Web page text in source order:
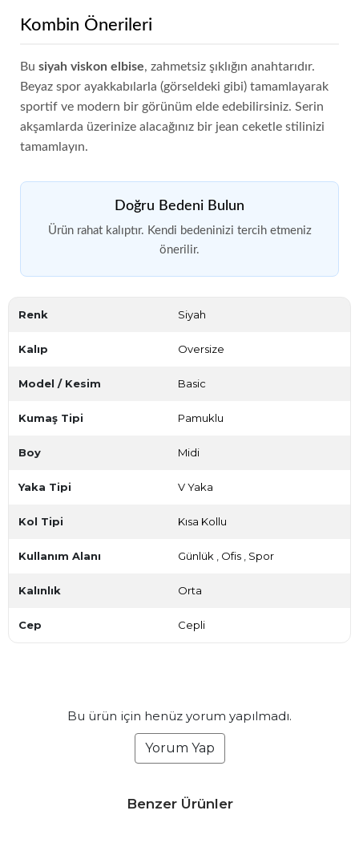
Kombin Önerileri
Bu siyah viskon elbise, zahmetsiz şıklığın anahtarıdır.
Beyaz spor ayakkabılarla (görseldeki gibi) tamamlayarak
sportif ve modern bir görünüm elde edebilirsiniz. Serin
akşamlarda üzerinize alacağınız bir jean ceketle stilinizi
tamamlayın.
Doğru Bedeni Bulun
Ürün rahat kalıptır. Kendi bedeninizi tercih etmeniz
önerilir.
Renk Siyah
Kalıp Oversize
Model / Kesim Basic
Kumaş Tipi Pamuklu
Boy Midi
Yaka Tipi V Yaka
Kol Tipi Kısa Kollu
Kullanım Alanı Günlük Ofis Spor
Kalınlık Orta
Cep Cepli
Bu ürün için henüz yorum yapılmadı.
Yorum Yap
Benzer Ürünler